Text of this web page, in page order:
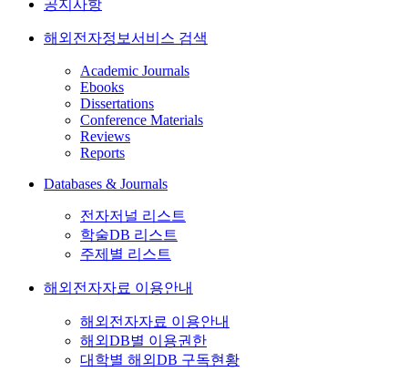
공지사항
해외전자정보서비스 검색
Academic Journals
Ebooks
Dissertations
Conference Materials
Reviews
Reports
Databases & Journals
전자저널 리스트
학술DB 리스트
주제별 리스트
해외전자자료 이용안내
해외전자자료 이용안내
해외DB별 이용권한
대학별 해외DB 구독현황